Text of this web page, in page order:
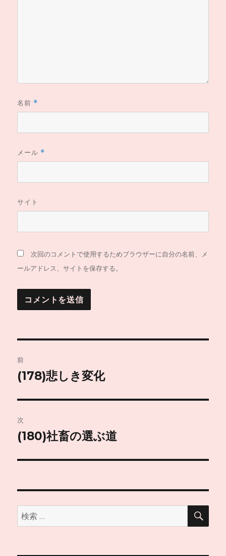
名前 *
メール *
サイト
次回のコメントで使用するためブラウザーに自分の名前、メ
ールアドレス、サイトを保存する。
稿
ビ
ゲ
ー
ン
前
前
投
稿:
(178)悲しき変化
次
次
投
(180)社畜の選ぶ道
検
索:
検